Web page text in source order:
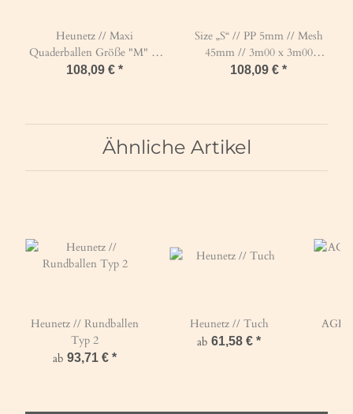
Heunetz // Maxi
Quaderballen Größe "M" ≙
L 2m20 x B 0m80 x H 1m10
108,09 € *
Size „S“ // PP 5mm // Mesh
45mm // 3m00 x 3m00
GREEN
108,09 € *
Ähnliche Artikel
Heunetz // Rundballen
Typ 2
ab 93,71 € *
Heunetz // Tuch
ab 61,58 € *